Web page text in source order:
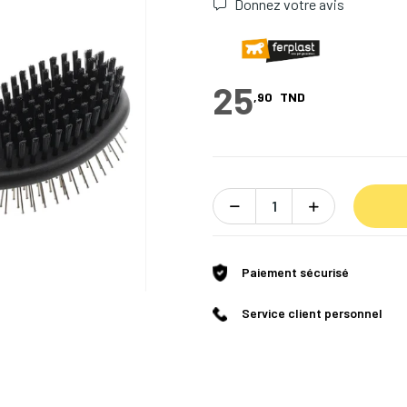
Donnez votre avis
25,90 TND
Paiement sécurisé
Service client personnel